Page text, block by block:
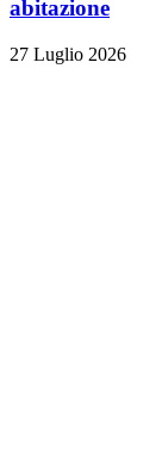
abitazione
27 Luglio 2026